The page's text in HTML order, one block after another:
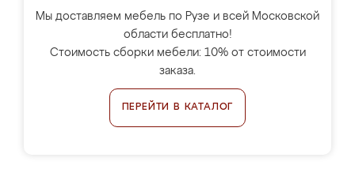
Мы доставляем мебель по Рузе и всей Московской
области бесплатно!
Стоимость сборки мебели: 10% от стоимости
заказа.
ПЕРЕЙТИ В КАТАЛОГ